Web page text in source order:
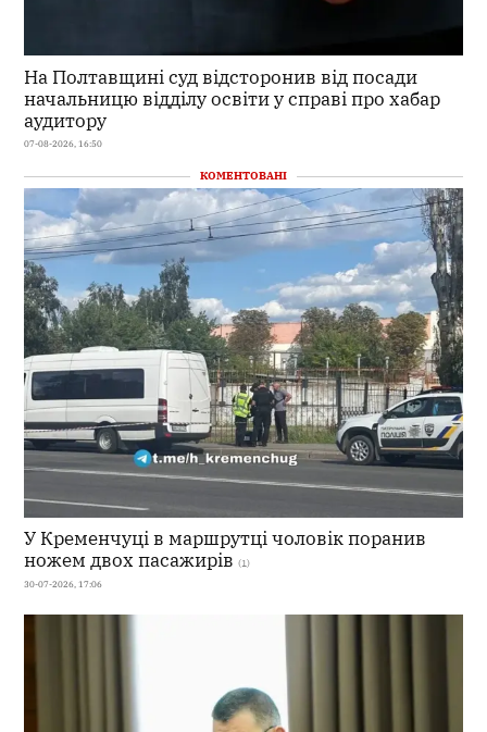
На Полтавщині суд відсторонив від посади
начальницю відділу освіти у справі про хабар
аудитору
07-08-2026, 16:50
КОМЕНТОВАНІ
У Кременчуці в маршрутці чоловік поранив
ножем двох пасажирів (1)
30-07-2026, 17:06